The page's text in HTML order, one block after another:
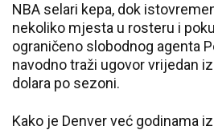
NBA selari kepa, dok
nekoliko mjesta u rosteru i
ograničeno slobodnog agenta
navodno traži ugovor vrijedan
dolara po sezoni.
Kako je Denver već godinama